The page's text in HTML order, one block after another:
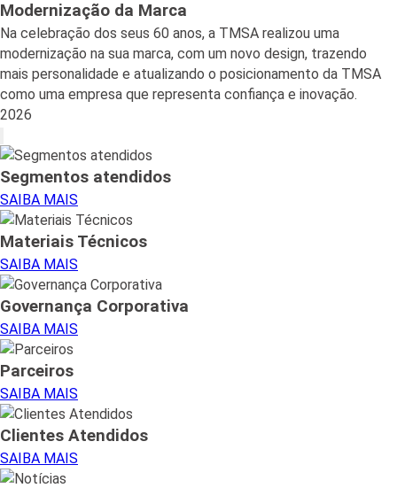
Modernização da Marca
Na celebração dos seus 60 anos, a TMSA realizou uma
modernização na sua marca, com um novo design, trazendo
mais personalidade e atualizando o posicionamento da TMSA
como uma empresa que representa confiança e inovação.
2026
Segmentos atendidos
SAIBA MAIS
Materiais Técnicos
SAIBA MAIS
Governança Corporativa
SAIBA MAIS
Parceiros
SAIBA MAIS
Clientes Atendidos
SAIBA MAIS